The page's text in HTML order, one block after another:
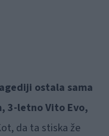
ostala sama
3-letno Vito Evo,
da ta stiska že